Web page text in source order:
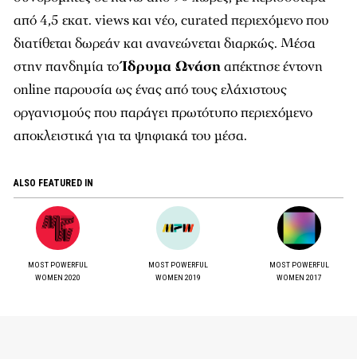
από 4,5 εκατ. views και νέο, curated περιεχόμενο που
διατίθεται δωρεάν και ανανεώνεται διαρκώς. Μέσα
στην πανδημία τοΊδρυμα Ωνάσηαπέκτησε έντονη
online παρουσία ως ένας από τους ελάχιστους
οργανισμούς που παράγει πρωτότυπο περιεχόμενο
αποκλειστικά για τα ψηφιακά του μέσα.
ALSO FEATURED IN
MOST POWERFUL
WOMEN 2020
MOST POWERFUL
WOMEN 2019
MOST POWERFUL
WOMEN 2017